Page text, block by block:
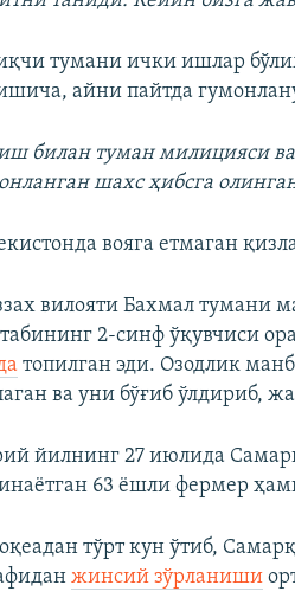
тумани ички ишлар
айни пайтда
иш билан туман милицияси
шахс ҳибсга
вояга етмаган
вилояти Бахмал тумани
2-синф ўқувчиси
топилган эди. Озодлик
ва уни бўғиб ўлдириб,
йилнинг 27 июлида
63 ёшли фермер
тўрт кун ўтиб,
жинсий зўрланиши